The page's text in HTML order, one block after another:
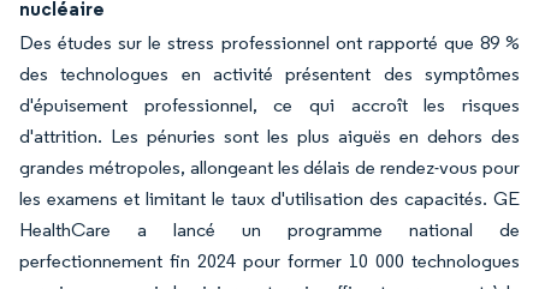
nucléaire
Des études sur le stress professionnel ont rapporté que 89 %
des technologues en activité présentent des symptômes
d'épuisement professionnel, ce qui accroît les risques
d'attrition. Les pénuries sont les plus aiguës en dehors des
grandes métropoles, allongeant les délais de rendez-vous pour
les examens et limitant le taux d'utilisation des capacités. GE
HealthCare a lancé un programme national de
perfectionnement fin 2024 pour former 10 000 technologues